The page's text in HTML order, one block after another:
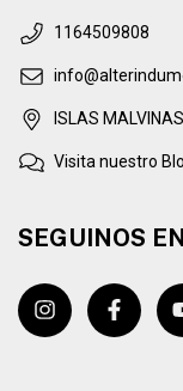
1164509808
ISLAS
Visita nuestro
SEGUINOS